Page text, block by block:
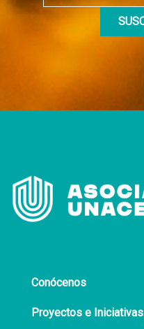
Conócenos
Proyectos e Iniciativas